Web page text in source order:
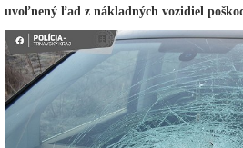
uvoľnený ľad z nákladných vozidiel